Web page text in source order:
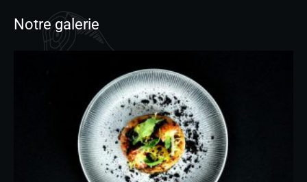
Notre galerie